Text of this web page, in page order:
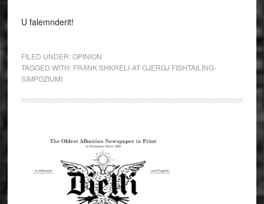
U falemnderit!
FILED UNDER:OPINION
TAGGED WITH: FRANK SHKRELI-AT GJERGJ FISHTAILING-
SIMPOZIUMI